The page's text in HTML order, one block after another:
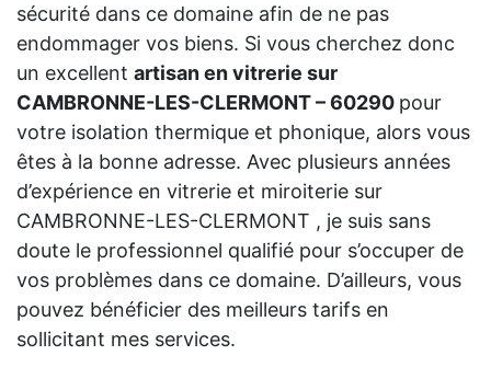
sécurité dans ce domaine afin de ne pas
endommager vos biens. Si vous cherchez donc
un excellent artisan en vitrerie sur
CAMBRONNE-LES-CLERMONT – 60290 pour
votre isolation thermique et phonique, alors vous
êtes à la bonne adresse. Avec plusieurs années
d’expérience en vitrerie et miroiterie sur
CAMBRONNE-LES-CLERMONT , je suis sans
doute le professionnel qualifié pour s’occuper de
vos problèmes dans ce domaine. D’ailleurs, vous
pouvez bénéficier des meilleurs tarifs en
sollicitant mes services.